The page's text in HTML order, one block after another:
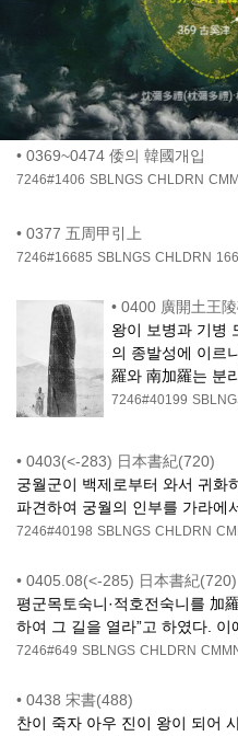
• 0369~0474 倭의 韓國개입
7246#1406 SBLNGS CHLDRN
• 0377 五周甲引上
7246#16685 SBLNGS CHLDRN
• 0400 廣開土王
왕이 보병과 기병
의 종발성에 이르
羅와 南加羅는 분
7246#40199
• 0403(<-283) 日本書紀(720)
궁월군이 백제로부터 와서 귀화
파견하여 궁월의 인부를 가라에
7246#40198 SBLNGS CHLDRN
• 0405.08(<-285) 日本書紀(720)
평군목토숙니·적호전숙니를 加
하여 그 길을 열라”고 하였다.
7246#649 SBLNGS CHLDRN
• 0438 宋書(488)
찬이 죽자 아우 진이 왕이 되어